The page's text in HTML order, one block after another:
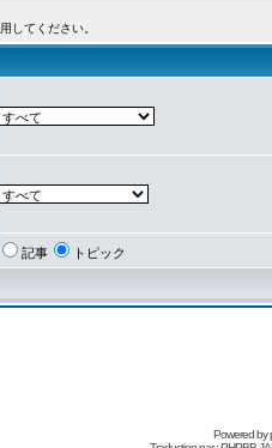
してください。
記事 トピック
Powered by